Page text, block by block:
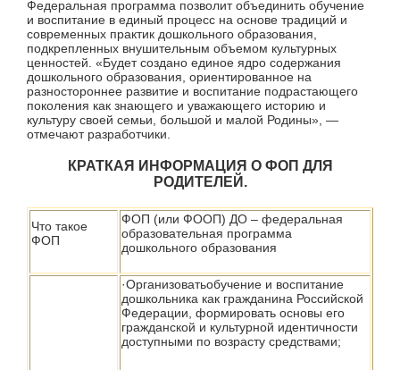
Федеральная программа позволит объединить обучение
и воспитание в единый процесс на основе традиций и
современных практик дошкольного образования,
подкрепленных внушительным объемом культурных
ценностей. «Будет создано единое ядро содержания
дошкольного образования, ориентированное на
разностороннее развитие и воспитание подрастающего
поколения как знающего и уважающего историю и
культуру своей семьи, большой и малой Родины», —
отмечают разработчики.
КРАТКАЯ ИНФОРМАЦИЯ О ФОП ДЛЯ
РОДИТЕЛЕЙ.
Что такое
ФОП
ФОП (или ФООП) ДО – федеральная
образовательная программа
дошкольного образования
·Организоватьобучение и воспитание
дошкольника как гражданина Российской
Федерации, формировать основы его
гражданской и культурной идентичности
доступными по возрасту средствами;